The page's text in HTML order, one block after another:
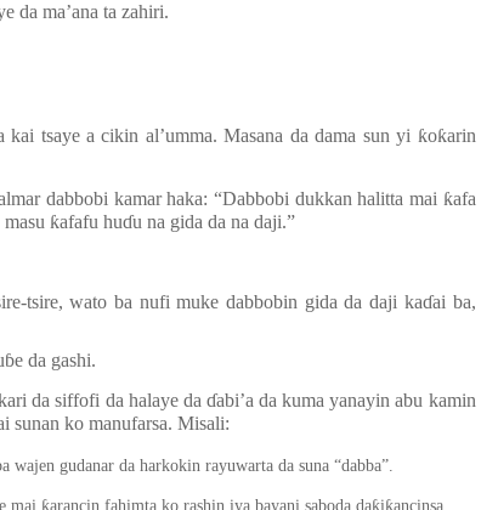
da ma’ana ta zahiri.
tsaye a cikin al’umma. Masana da dama sun yi ƙoƙarin
dabbobi kamar haka: “Dabbobi dukkan halitta mai ƙafa
ƙafafu huɗu na gida da na daji.”
tsire, wato ba nufi muke dabbobin gida da daji kaɗai ba,
ɓe da gashi.
da siffofi da halaye da ɗabi’a da kuma yanayin abu kamin
sunan ko manufarsa. Misali:
gudanar da harkokin rayuwarta da suna “dabba”.
mai ƙarancin fahimta ko rashin iya bayani saboda daƙiƙancinsa.